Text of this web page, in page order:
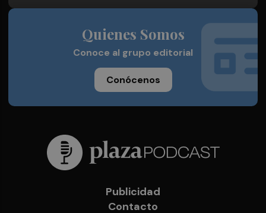
Quienes Somos
Conoce al grupo editorial
Conócenos
Publicidad
Contacto